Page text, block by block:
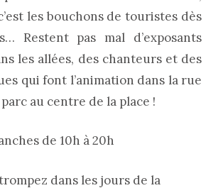
les bouchons de touristes dès
Restent pas mal d’exposants
les allées, des chanteurs et des
qui font l’animation dans la rue
au centre de la place !
de 10h à 20h
dans les jours de la